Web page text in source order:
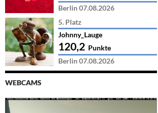
Berlin 07.08.2026
5. Platz
Johnny_Lauge
120,2 Punkte
Berlin 07.08.2026
WEBCAMS